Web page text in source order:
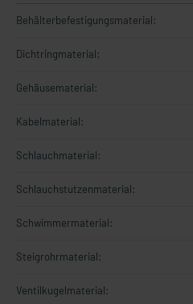
Behälterbefestigungsmaterial:
Dichtringmaterial:
Gehäusematerial:
Kabelmaterial:
Schlauchmaterial:
Schlauchstutzenmaterial:
Schwimmermaterial:
Steigrohrmaterial:
Ventilkugelmaterial: